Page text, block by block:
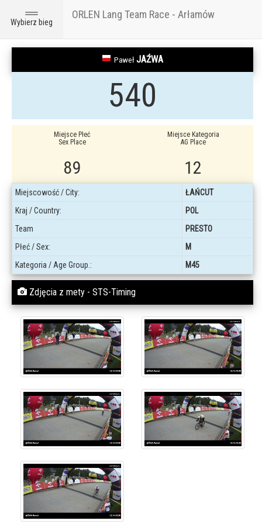
Toggle
navigation
Wybierz bieg
ORLEN Lang Team Race - Arłamów
Paweł JAŹWA
540
Miejsce Płeć
Sex Place
89
Miejsce Kategoria
AG Place
12
Miejscowość / City:
ŁAŃCUT
Kraj / Country:
POL
Team
PRESTO
Płeć / Sex:
M
Kategoria / Age Group.:
M45
Zdjęcia z mety - STS-Timing